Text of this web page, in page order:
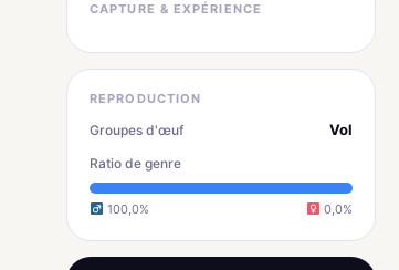
CAPTURE & EXPÉRIENCE
REPRODUCTION
Groupes d'œuf Vol
Ratio de genre
100,0% 0,0%